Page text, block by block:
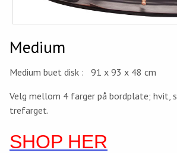
Medium
Medium buet disk : 91 x 93 x 48 cm
Velg mellom 4 farger på bordplate; hvit,
trefarget.
SHOP HER